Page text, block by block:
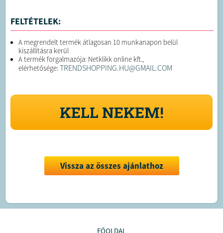
FELTÉTELEK:
A megrendelt termék átlagosan 10 munkanapon belül
kiszállításra kerül
A termék forgalmazója: Netklikk online kft.,
elérhetősége:TRENDSHOPPING.HU@GMAIL.COM
KELL NEKEM!
Vissza az összes ajánlathoz
FŐOLDAL